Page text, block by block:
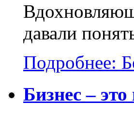
давали
Подробнее:
Бизнес –